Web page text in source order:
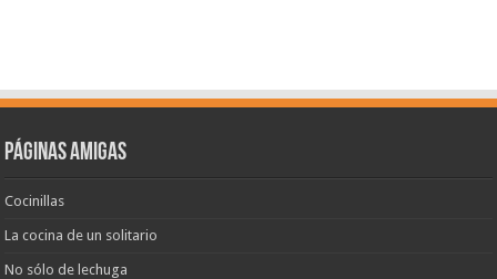
Páginas amigas
Cocinillas
La cocina de un solitario
No sólo de lechuga